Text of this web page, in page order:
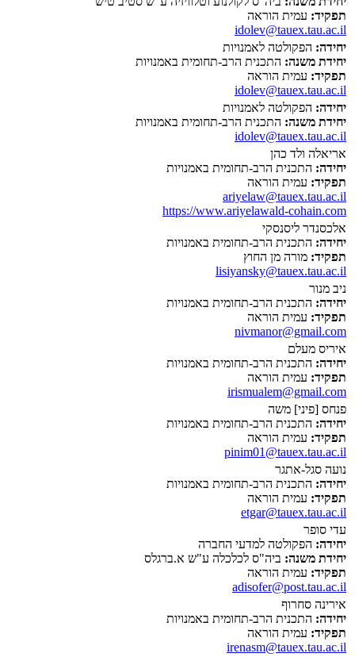
תפקיד: עמית הוראה
idolev@tauex.tau.ac.il
יחידה: הפקולטה לאמנויות
יחידת משנה: התכנית הרב-תחומית באמנויות
תפקיד: עמית הוראה
idolev@tauex.tau.ac.il
יחידה: הפקולטה לאמנויות
יחידת משנה: התכנית הרב-תחומית באמנויות
idolev@tauex.tau.ac.il
אריאלה ולד כהן
יחידה: התכנית הרב-תחומית באמנויות
תפקיד: עמית הוראה
ariyelaw@tauex.tau.ac.il
https://www.ariyelawald-cohain.com
אלכסנדר ליסנסקי
יחידה: התכנית הרב-תחומית באמנויות
תפקיד: מורה מן החוץ
lisiyansky@tauex.tau.ac.il
ניב מנור
יחידה: התכנית הרב-תחומית באמנויות
תפקיד: עמית הוראה
nivmanor@gmail.com
איריס מעלם
יחידה: התכנית הרב-תחומית באמנויות
תפקיד: עמית הוראה
irismualem@gmail.com
פנחס [פיני] משה
יחידה: התכנית הרב-תחומית באמנויות
תפקיד: עמית הוראה
pinim01@tauex.tau.ac.il
נועה סגל-אתגר
יחידה: התכנית הרב-תחומית באמנויות
תפקיד: עמית הוראה
etgar@tauex.tau.ac.il
עדי סופר
יחידה: הפקולטה למדעי החברה
יחידת משנה: ביה"ס לכלכלה ע"ש א.ברגלס
תפקיד: עמית הוראה
adisofer@post.tau.ac.il
אירינה סחרוף
יחידה: התכנית הרב-תחומית באמנויות
תפקיד: עמית הוראה
irenasm@tauex.tau.ac.il